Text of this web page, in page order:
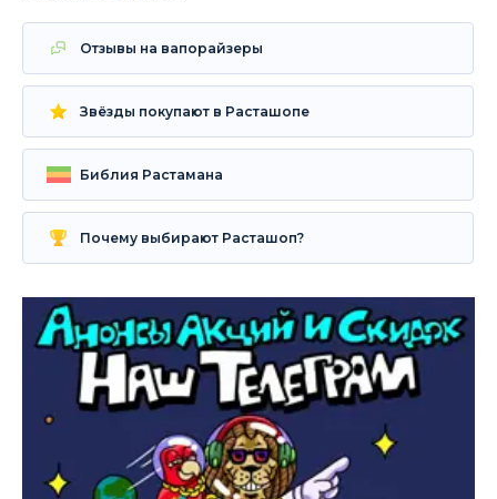
Отзывы на вапорайзеры
Звёзды покупают в Расташопе
Библия Растамана
Почему выбирают Расташоп?